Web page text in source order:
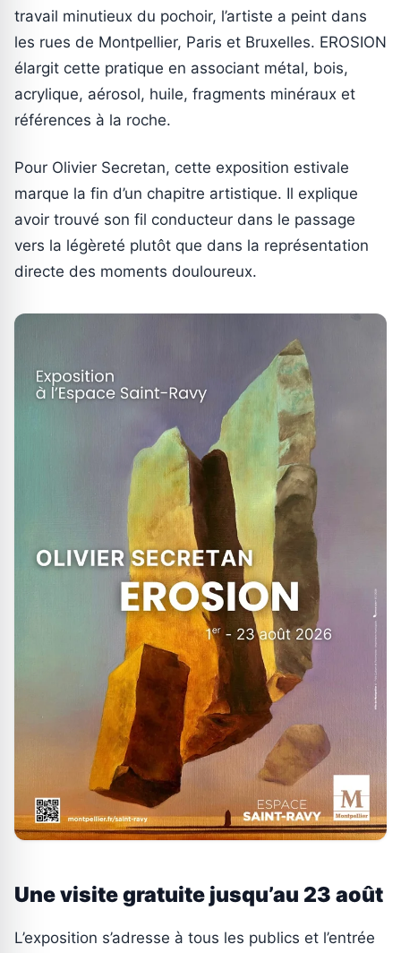
travail minutieux du pochoir, l’artiste a peint dans
les rues de Montpellier, Paris et Bruxelles. EROSION
élargit cette pratique en associant métal, bois,
acrylique, aérosol, huile, fragments minéraux et
références à la roche.
Pour Olivier Secretan, cette exposition estivale
marque la fin d’un chapitre artistique. Il explique
avoir trouvé son fil conducteur dans le passage
vers la légèreté plutôt que dans la représentation
directe des moments douloureux.
Une visite gratuite jusqu’au 23 août
L’exposition s’adresse à tous les publics et l’entrée